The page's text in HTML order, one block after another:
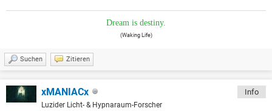
Dream is destiny.
(Waking Life)
Suchen Zitieren
xMANIACx
Luzider Licht- & Hypnaraum-Forscher
Info